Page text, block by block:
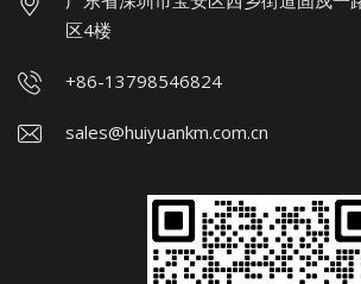
区4楼
+86-13798546824
sales@huiyuankm.com.cn